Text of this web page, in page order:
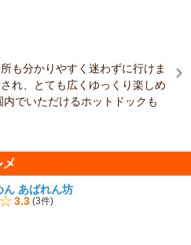
も分かりやすく迷わずに行けま
れ、とても広くゆっくり楽しめ
でいただけるホットドックも
ん あばれん坊
3.3 (3件)